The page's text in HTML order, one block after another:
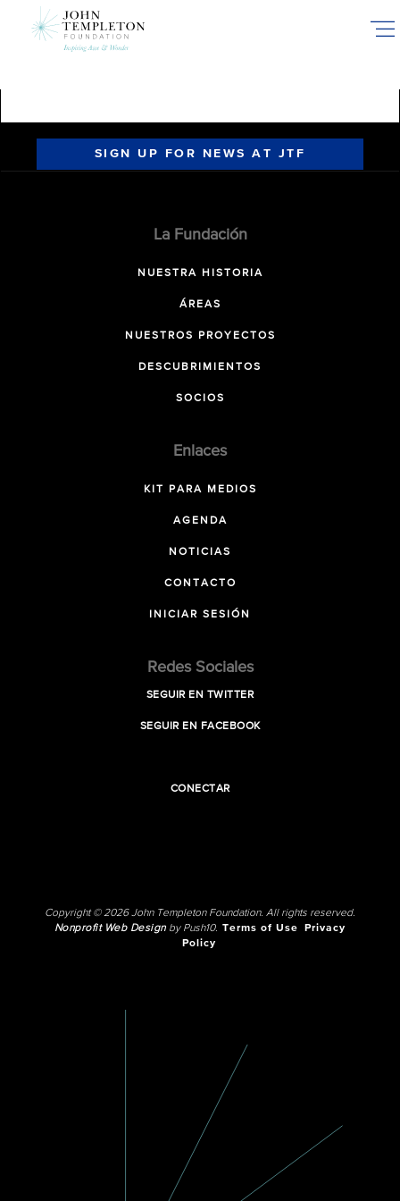
SIGN UP FOR NEWS AT JTF
La Fundación
NUESTRA HISTORIA
ÁREAS
NUESTROS PROYECTOS
DESCUBRIMIENTOS
SOCIOS
Enlaces
KIT PARA MEDIOS
AGENDA
NOTICIAS
CONTACTO
INICIAR SESIÓN
Redes Sociales
SEGUIR EN TWITTER
SEGUIR EN FACEBOOK
CONECTAR
Copyright © 2026 John Templeton Foundation. All rights reserved.
Nonprofit Web Designby Push10. Terms of Use
Privacy
Policy